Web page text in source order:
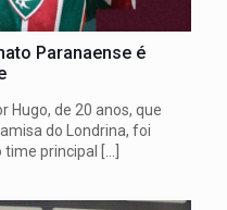
Paranaense é
Hugo, de 20 anos, que
do Londrina, foi
principal